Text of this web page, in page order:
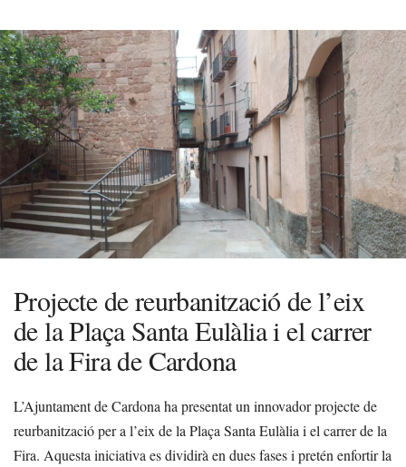
Projecte de reurbanització de l’eix
de la Plaça Santa Eulàlia i el carrer
de la Fira de Cardona
L’Ajuntament de Cardona ha presentat un innovador projecte de
reurbanització per a l’eix de la Plaça Santa Eulàlia i el carrer de la
Fira. Aquesta iniciativa es dividirà en dues fases i pretén enfortir la